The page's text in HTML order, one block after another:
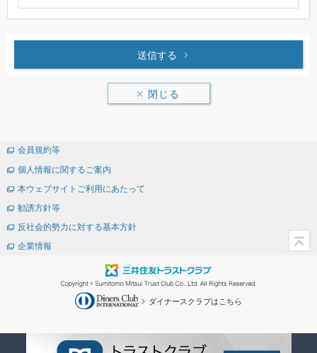
送信する
閉じる
会員規約等
個人情報に関するご案内
本ウェブサイトご利用にあたって
勧誘方針等
反社会的勢力に対する基本方針
企業情報
ダイナースクラブはこちら